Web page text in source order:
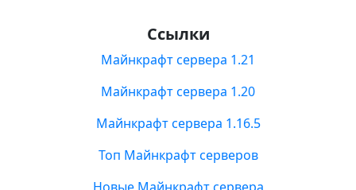
Ссылки
Майнкрафт сервера 1.21
Майнкрафт сервера 1.20
Майнкрафт сервера 1.16.5
Топ Майнкрафт серверов